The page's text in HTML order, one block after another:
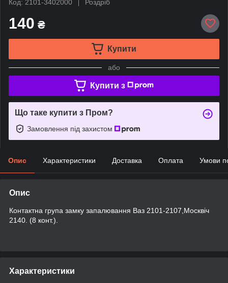
Код: 2101-3402000
Роздріб
140 ₴
Купити
або
Купити з
Що таке купити з Пром?
Замовлення під захистом
Опис Характеристики Доставка Оплата Умови
Опис
Контактна група замку запалювання Ваз 2101-2107,Москвіч
2140. (8 конт.).
Характеристики